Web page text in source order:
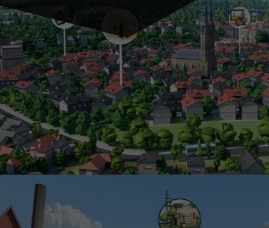
Essenzielle Cookies
Statistiken (1)
Statistik Cookies
Website nutzen.
Externe Medien
Inhalte von
akzeptiert werden,